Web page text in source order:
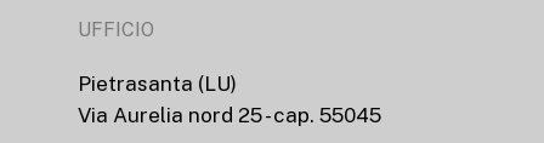
UFFICIO
Pietrasanta (LU)
Via Aurelia nord 25 - cap. 55045